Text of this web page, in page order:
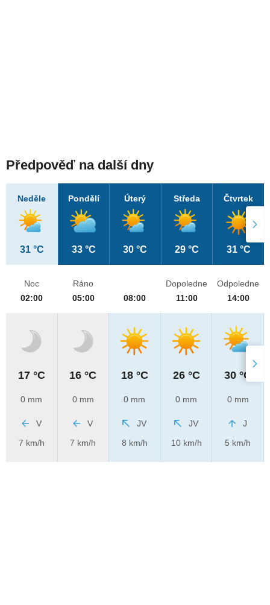
Předpověď na další dny
Neděle
31 °C
Pondělí
33 °C
Úterý
30 °C
Středa
29 °C
Čtvrtek
31 °C
Noc
02:00
17 °C
0 mm
V
7 km/h
Ráno
05:00
16 °C
0 mm
V
7 km/h
08:00
18 °C
0 mm
JV
8 km/h
Dopoledne
11:00
26 °C
0 mm
JV
10 km/h
Odpoledne
14:00
30 °C
0 mm
J
5 km/h